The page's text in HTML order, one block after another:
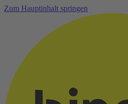
Zum Hauptinhalt springen